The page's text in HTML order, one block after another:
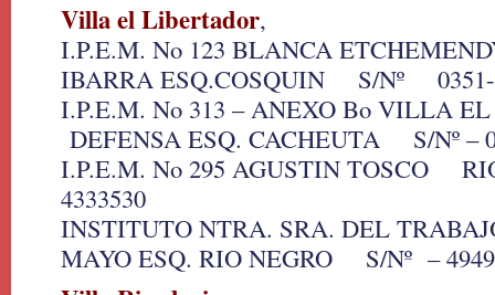
Villa el Libertador,
I.P.E.M. No 123 BLANCA
IBARRA ESQ.COSQUIN S/Nº 0351-
I.P.E.M. No 313 – ANEXO Bo VILLA
DEFENSA ESQ. CACHEUTA S/Nº –
I.P.E.M. No 295 AGUSTIN TOSCO
4333530
INSTITUTO NTRA. SRA. DEL
MAYO ESQ. RIO NEGRO S/Nº –